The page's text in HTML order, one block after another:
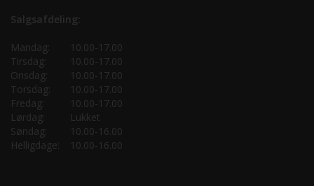
Salgsafdeling:
Mandag:
10.00-17.00
Tirsdag:
10.00-17.00
Onsdag:
10.00-17.00
Torsdag:
10.00-17.00
Fredag:
10.00-17.00
Lørdag:
Lukket
Søndag:
10.00-16.00
Helligdage:
10.00-16.00